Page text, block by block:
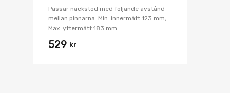
Passar nackstöd med följande avstånd
mellan pinnarna: Min. innermått 123 mm,
Max. yttermått 183 mm.
529 kr